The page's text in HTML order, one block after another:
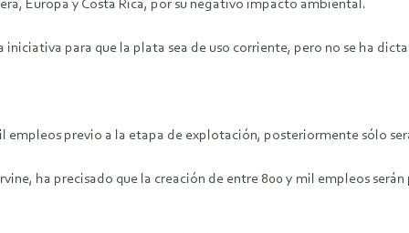
Europa y Costa Rica, por su negativo impacto ambiental.
iniciativa para que la plata sea de uso corriente, pero no se ha
empleos previo a la etapa de explotación, posteriormente sólo
ha precisado que la creación de entre 800 y mil empleos